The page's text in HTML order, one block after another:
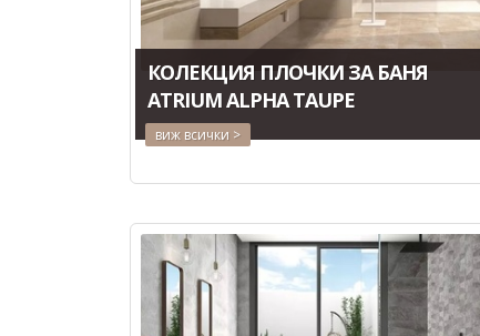
КОЛЕКЦИЯ ПЛОЧКИ ЗА БАНЯ
ATRIUM ALPHA TAUPE
виж всички >